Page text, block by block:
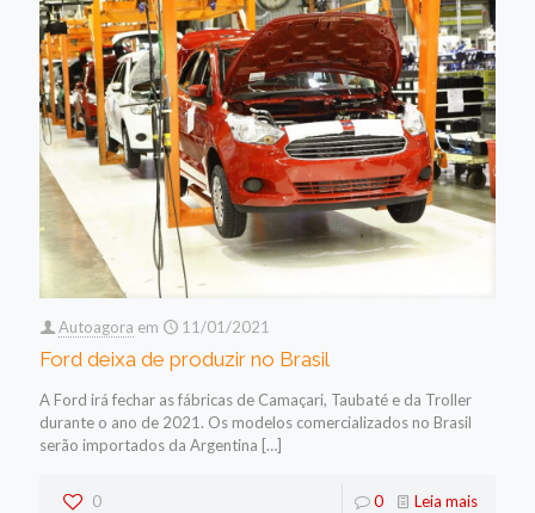
Autoagora em 11/01/2021
Ford deixa de produzir no Brasil
A Ford irá fechar as fábricas de Camaçari, Taubaté e da Troller
durante o ano de 2021. Os modelos comercializados no Brasil
serão importados da Argentina […]
0 0 Leia mais